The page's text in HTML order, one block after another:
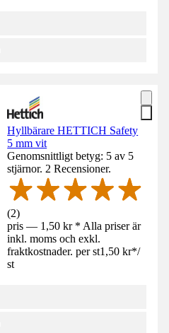
Hyllbärare HETTICH Safety
5 mm vit
Genomsnittligt betyg: 5 av 5
stjärnor. 2 Recensioner.
(2)
pris — 1,50 kr * Alla priser är
inkl. moms och exkl.
fraktkostnader. per st1,50 kr*/
st